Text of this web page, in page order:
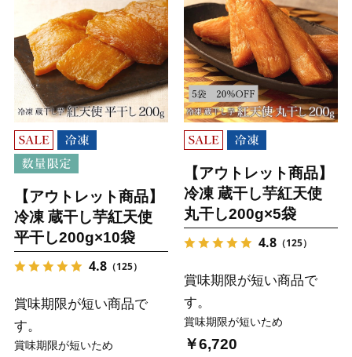
【アウトレット商品】
冷凍 蔵干し芋紅天使
平干し200g×10袋
4.8（125）
賞味期限が短い商品で
す。
賞味期限が短いため
【アウトレット商品】
冷凍 蔵干し芋紅天使
丸干し200g×5袋
4.8（125）
賞味期限が短い商品で
す。
賞味期限が短いため
￥6,720